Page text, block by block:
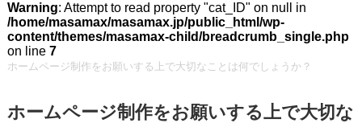
Warning: Attempt to read property "cat_ID" on null in
/home/masamax/masamax.jp/public_html/wp-
content/themes/masamax-child/breadcrumb_single.php
on line 7
ホームページ制作をお願いする上で大切なことは何でしょうか？
ホームページ制作をお願いする上で大切な